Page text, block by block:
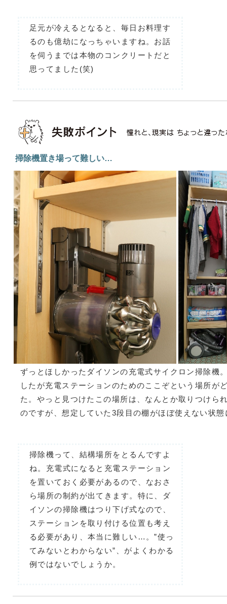
足元が冷えるとなると、毎日お料理す
るのも億劫になっちゃいますね。お話
を伺うまでは本物のコンクリートだと
思ってました(笑)
掃除機置き場って難しい…
ずっとほしかったダイソンの充電式サイクロン掃除機
したが充電ステーションのためのここぞという場所が
た。やっと見つけたこの場所は、なんとか取りつけら
のですが、想定していた3段目の棚がほぼ使えない状
掃除機って、結構場所をとるんですよ
ね。充電式になると充電ステーション
を置いておく必要があるので、なおさ
ら場所の制約が出てきます。特に、ダ
イソンの掃除機はつり下げ式なので、
ステーションを取り付ける位置も考え
る必要があり、本当に難しい…。”使っ
てみないとわからない”、がよくわかる
例ではないでしょうか。